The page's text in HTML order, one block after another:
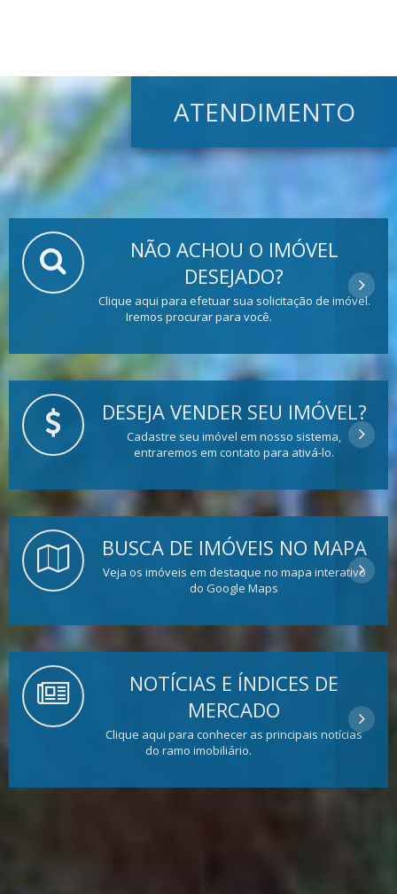
ATENDIMENTO
NÃO ACHOU O IMÓVEL
DESEJADO?
Clique aqui para efetuar sua solicitação de imóvel.
Iremos procurar para você.
DESEJA VENDER SEU IMÓVEL?
Cadastre seu imóvel em nosso sistema,
entraremos em contato para ativá-lo.
BUSCA DE IMÓVEIS NO MAPA
Veja os imóveis em destaque no mapa interativo
do Google Maps
NOTÍCIAS E ÍNDICES DE
MERCADO
Clique aqui para conhecer as principais notícias
do ramo imobiliário.